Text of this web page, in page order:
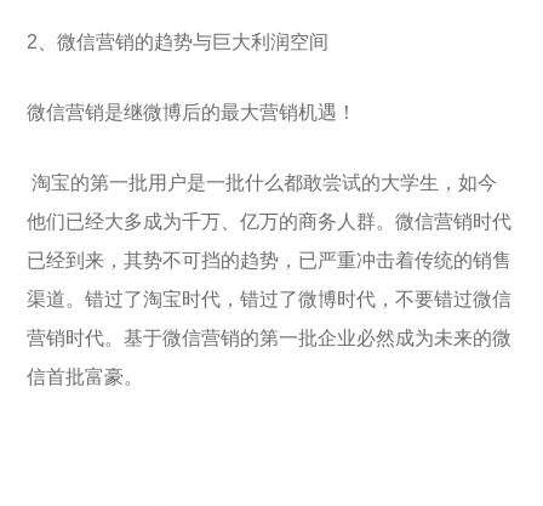
2、微信营销的趋势与巨大利润空间
微信营销是继微博后的最大营销机遇！
淘宝的第一批用户是一批什么都敢尝试的大学生，如今
他们已经大多成为千万、亿万的商务人群。微信营销时代
已经到来，其势不可挡的趋势，已严重冲击着传统的销售
渠道。错过了淘宝时代，错过了微博时代，不要错过微信
营销时代。基于微信营销的第一批企业必然成为未来的微
信首批富豪。